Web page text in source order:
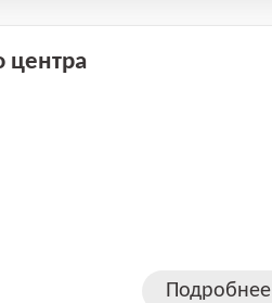
центра
Подробнее